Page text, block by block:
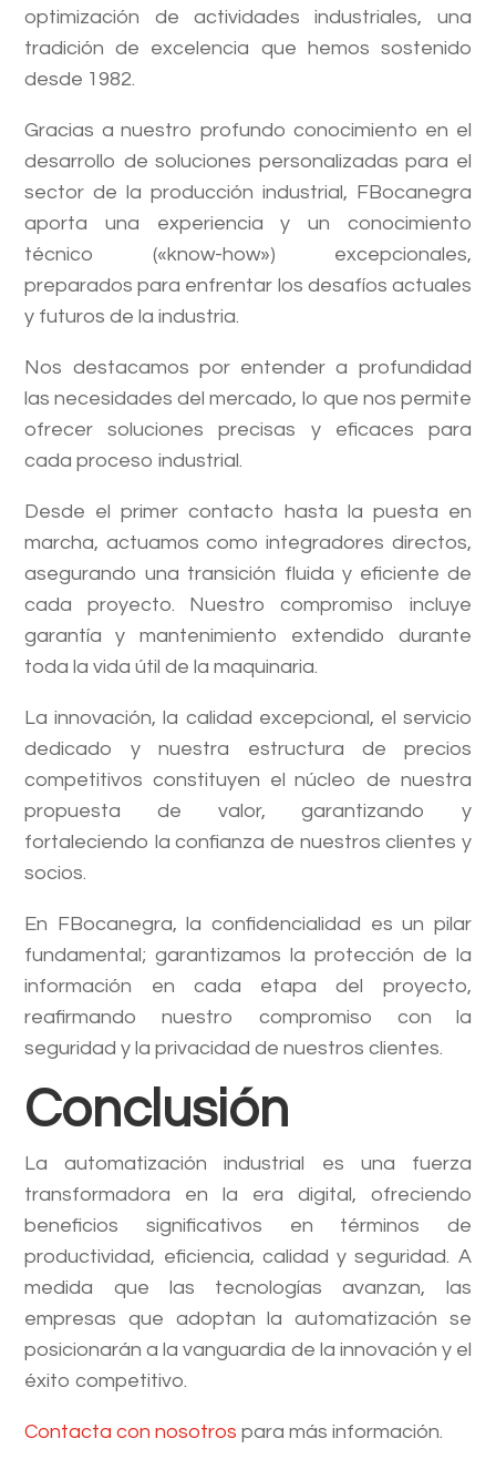
optimización de actividades industriales, una
tradición de excelencia que hemos sostenido
desde 1982.
Gracias a nuestro profundo conocimiento en el
desarrollo de soluciones personalizadas para el
sector de la producción industrial, FBocanegra
aporta una experiencia y un conocimiento
técnico («know-how») excepcionales,
preparados para enfrentar los desafíos actuales
y futuros de la industria.
Nos destacamos por entender a profundidad
las necesidades del mercado, lo que nos permite
ofrecer soluciones precisas y eficaces para
cada proceso industrial.
Desde el primer contacto hasta la puesta en
marcha, actuamos como integradores directos,
asegurando una transición fluida y eficiente de
cada proyecto. Nuestro compromiso incluye
garantía y mantenimiento extendido durante
toda la vida útil de la maquinaria.
La innovación, la calidad excepcional, el servicio
dedicado y nuestra estructura de precios
competitivos constituyen el núcleo de nuestra
propuesta de valor, garantizando y
fortaleciendo la confianza de nuestros clientes y
socios.
En FBocanegra, la confidencialidad es un pilar
fundamental; garantizamos la protección de la
información en cada etapa del proyecto,
reafirmando nuestro compromiso con la
seguridad y la privacidad de nuestros clientes.
Conclusión
La automatización industrial es una fuerza
transformadora en la era digital, ofreciendo
beneficios significativos en términos de
productividad, eficiencia, calidad y seguridad. A
medida que las tecnologías avanzan, las
empresas que adoptan la automatización se
posicionarán a la vanguardia de la innovación y el
éxito competitivo.
Contacta con nosotros para más información.